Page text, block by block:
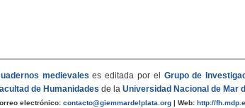
medievales es editada por el Grupo de
de Humanidades de la Universidad Nacional de Mar
electrónico: contacto@giemmardelplata.org| Web: http://